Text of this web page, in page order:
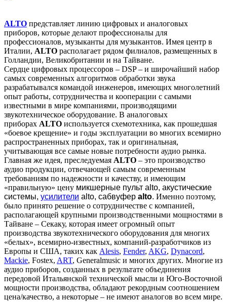
ALTO представляет линию цифровых и аналоговых
приборов, которые делают профессионалы для
профессионалов, музыканты для музыкантов. Имея центр в
Италии, ALTO располагает рядом филиалов, размещенных в
Голландии, Великобритании и на Тайване.
Сердце цифровых процессоров – DSP – и широчайший набор
самых современных алгоритмов обработки звука
разрабатывался командой инженеров, имеющих многолетний
опыт работы, сотрудничества и кооперации с самыми
известными в мире компаниями, производящими
звукотехническое оборудование. В аналоговых
приборах ALTO используется схемотехника, как прошедшая
«боевое крещение» и годы эксплуатации во многих всемирно
распространенных приборах, так и оригинальная,
учитывающая все самые новые потребности аудио рынка.
Главная же идея, преследуемая ALTO – это производство
аудио продукции, отвечающей самым современным
требованиям по надежности и качеству, и имеющим
«правильную» цену микшерные пульт alto, акустические
системы, усилители alto, сабвуфер alto. Именно поэтому,
было принято решение о сотрудничестве с компанией,
располагающей крупными производственными мощностями в
Тайване – Секаку, которая имеет огромный опыт
производства звукотехнического оборудования для многих
«белых», всемирно-известных, компаний-разработчиков из
Европы и США, таких как Alesis, Fender, AKG, Dynacord,
Mackie, Fostex, ART, Generalmusic и многих других. Многие из
аудио приборов, созданных в результате объединения
передовой Итальянской технической мысли и Юго-Восточной
мощности производства, обладают рекордным соотношением
цена/качество, а некоторые – не имеют аналогов во всем мире.